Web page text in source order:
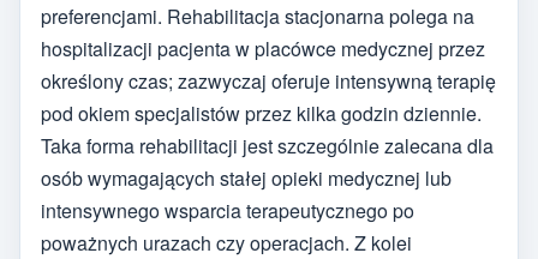
preferencjami. Rehabilitacja stacjonarna polega na
hospitalizacji pacjenta w placówce medycznej przez
określony czas; zazwyczaj oferuje intensywną terapię
pod okiem specjalistów przez kilka godzin dziennie.
Taka forma rehabilitacji jest szczególnie zalecana dla
osób wymagających stałej opieki medycznej lub
intensywnego wsparcia terapeutycznego po
poważnych urazach czy operacjach. Z kolei